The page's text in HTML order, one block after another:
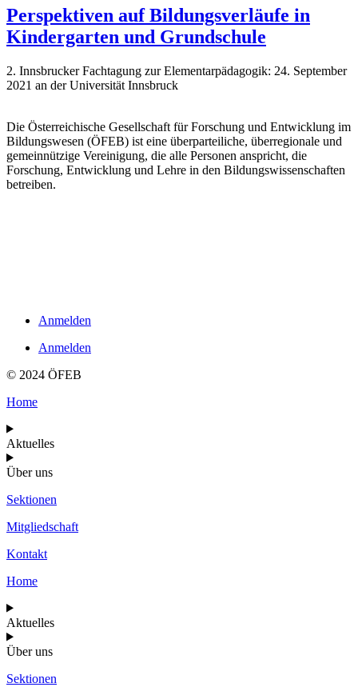
Perspektiven auf Bildungsverläufe in
Kindergarten und Grundschule
2. Innsbrucker Fachtagung zur Elementarpädagogik: 24. September
2021 an der Universität Innsbruck
Die Österreichische Gesellschaft für Forschung und Entwicklung im
Bildungswesen (ÖFEB) ist eine überparteiliche, überregionale und
gemeinnützige Vereinigung, die alle Personen anspricht, die
Forschung, Entwicklung und Lehre in den Bildungswissenschaften
betreiben.
Anmelden
Anmelden
© 2024 ÖFEB
Home
Aktuelles
Über uns
Sektionen
Mitgliedschaft
Kontakt
Home
Aktuelles
Über uns
Sektionen